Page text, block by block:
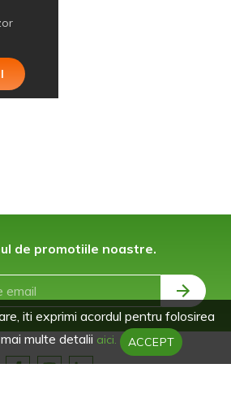
de promotiile noastre.
iti exprimi acordul pentru folosirea
multe detalii aici. ACCEPT